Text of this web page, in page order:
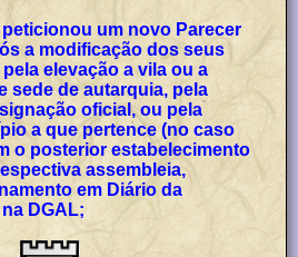
um novo Parecer
a modificação dos seus
elevação a vila ou a
sede de autarquia, pela
oficial, ou pela
a que pertence (no caso
o posterior estabelecimento
assembleia,
em Diário da
DGAL;